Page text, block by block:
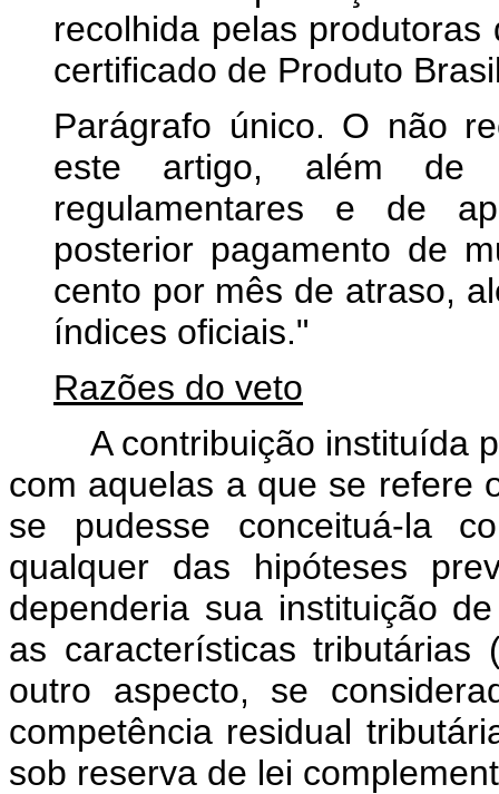
recolhida pelas
certificado de Produto
Parágrafo único. O não
este artigo, além de
regulamentares e de
posterior pagamento de
cento por mês de atraso,
índices oficiais."
Razões do veto
A contribuição instituída
com aquelas a que se refere
se pudesse conceituá-la
qualquer das hipóteses
dependeria sua instituição
as características
outro aspecto, se
competência residual
sob reserva de lei